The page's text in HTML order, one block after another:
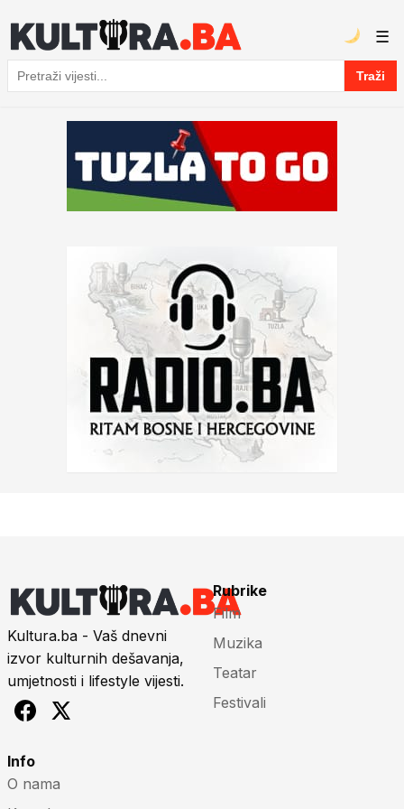
Pretraga
Traži
☰
Kultura.ba - Vaš dnevni
izvor kulturnih dešavanja,
umjetnosti i lifestyle vijesti.
Rubrike
Film
Muzika
Teatar
Festivali
Info
O nama